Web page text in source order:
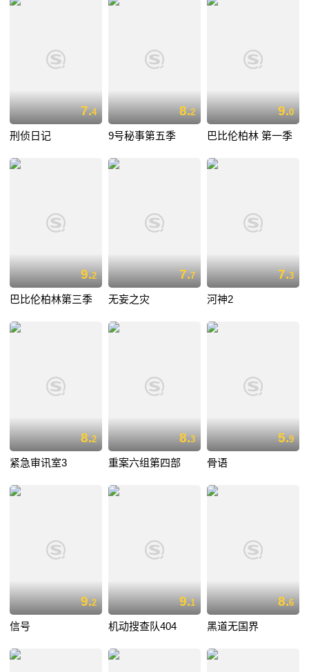
7.4
刑侦日记
8.2
9号秘事第五季
9.0
巴比伦柏林 第一季
9.2
巴比伦柏林第三季
7.7
无妄之灾
7.3
河神2
8.2
紧急审讯室3
8.3
重案六组第四部
5.9
骨语
9.2
信号
9.1
机动搜查队404
8.6
黑道无国界